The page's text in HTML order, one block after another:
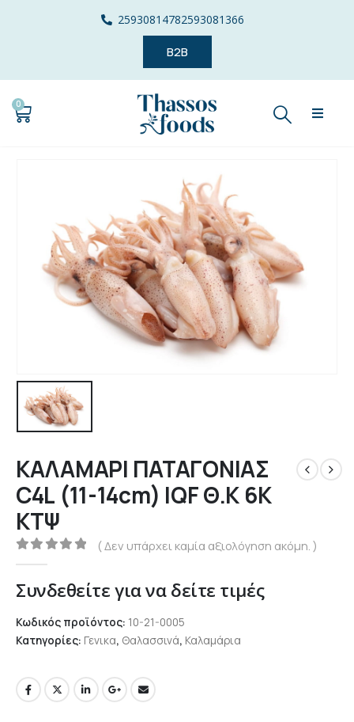
25930814782593081366
B2B
0
ΚΑΛΑΜΑΡΙ ΠΑΤΑΓΟΝΙΑΣ
C4L (11-14cm) IQF Θ.Κ 6Κ
ΚΤΨ
0out of 5
( Δεν υπάρχει καμία αξιολόγηση ακόμη. )
Συνδεθείτε για να δείτε τιμές
Κωδικός προϊόντος: 10-21-0005
Κατηγορίες: Γενικα, Θαλασσινά, Καλαμάρια